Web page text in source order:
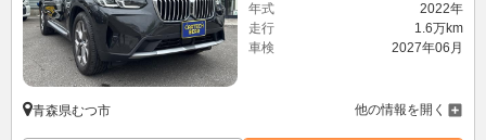
年式
2022年
走行
1.6万km
車検
2027年06月
青森県むつ市 他の情報を開く